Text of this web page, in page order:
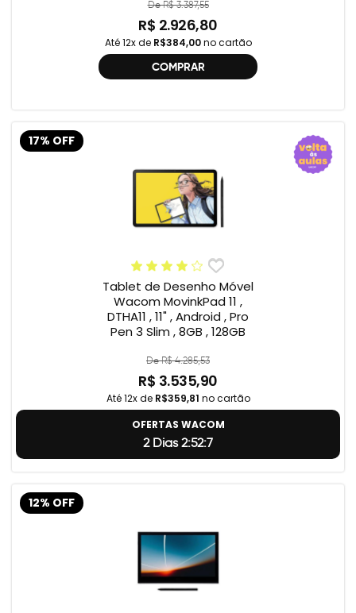
De R$ 3.387,55
R$ 2.926,80
Até 12x de R$384,00no cartão
COMPRAR
17% OFF
Tablet de Desenho Móvel
Wacom MovinkPad 11 ,
DTHA11 , 11" , Android , Pro
Pen 3 Slim , 8GB , 128GB
De R$ 4.285,53
R$ 3.535,90
Até 12x de R$359,81 no cartão
OFERTAS WACOM
2 Dias 2:52:6
12% OFF